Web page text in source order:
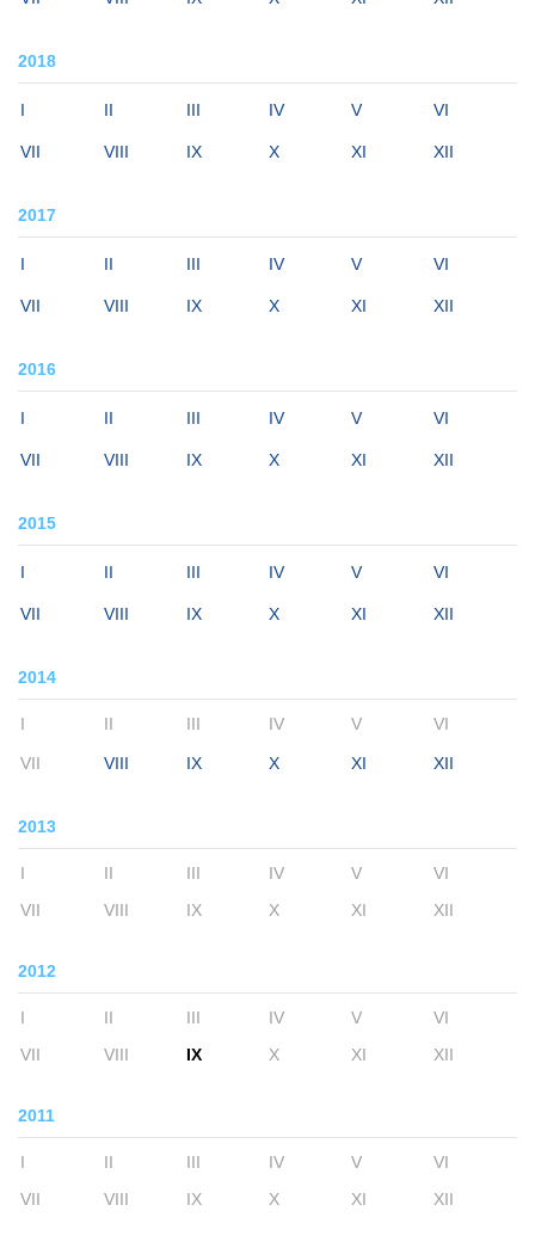
2018
I II III IV V VI
VII VIII IX X XI XII
2017
I II III IV V VI
VII VIII IX X XI XII
2016
I II III IV V VI
VII VIII IX X XI XII
2015
I II III IV V VI
VII VIII IX X XI XII
2014
I II III IV V VI
VII VIII IX X XI XII
2013
I II III IV V
VI
VII
VIII IX X XI XII
2012
I II III IV V
VI
VII
VIII IX X XI XII
2011
I II III IV V
VI
VII
VIII IX X XI XII